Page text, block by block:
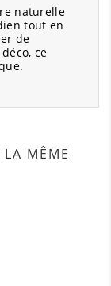
naturelle
tout en
de
ce
MÊME